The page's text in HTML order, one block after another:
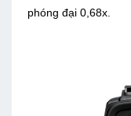
phóng đại 0,68x.